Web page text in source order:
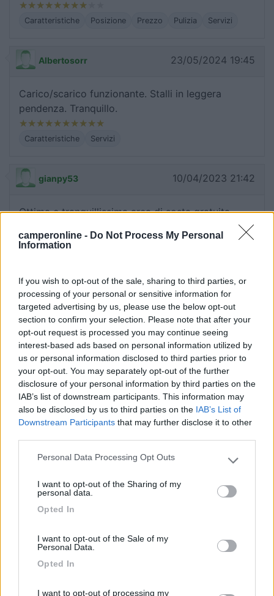
camperonline - Do Not Process My Personal
Information
If you wish to opt-out of the sale, sharing to third parties, or
processing of your personal or sensitive information for
targeted advertising by us, please use the below opt-out
section to confirm your selection. Please note that after your
opt-out request is processed you may continue seeing
interest-based ads based on personal information utilized by
us or personal information disclosed to third parties prior to
your opt-out. You may separately opt-out of the further
disclosure of your personal information by third parties on the
IAB’s list of downstream participants. This information may
also be disclosed by us to third parties on the IAB’s List of
Downstream Participants that may further disclose it to other
Please note that this website/app uses one or more Google
not limited to your visit or usage behaviour. You may click to
use your data for below specified purposes in below Google
Personal Data Processing Opt Outs
I want to opt-out of the Sharing of my
personal data.
Opted In
I want to opt-out of the Sale of my
Personal Data.
Opted In
I want to opt-out of processing my
Caratteristiche Posizione Prezzo Pulizia Servizi
Albertosorr 23/05/2024 19:45
Carico/scarico funzionante. Stalli in leggera
pendenza. Tranquillo.
Caratteristiche Servizi
gianpy53 10/04/2023 21:42
Ottima e tranquillissima area di sosta gratuita,
Clarisax 28/02/2022 9:48
Ottima posizione, gratuito e ben illuminato.
Grande parco con giochi per bambini nelle
vicinanze, e molto tranquillo durante la notte.
Purtroppo C/S camper fuori servizio.
Posizione Prezzo
maucas 26/04/2019 9:58
gratuita
puxlew